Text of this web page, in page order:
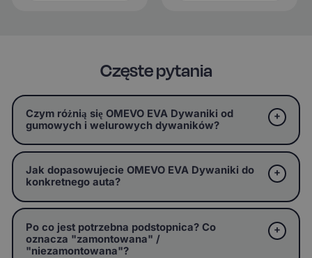
Częste pytania
Czym różnią się OMEVO EVA Dywaniki od
gumowych i welurowych dywaników?
Jak dopasowujecie OMEVO EVA Dywaniki do
konkretnego auta?
Po co jest potrzebna podstopnica? Co
oznacza "zamontowana" /
"niezamontowana"?